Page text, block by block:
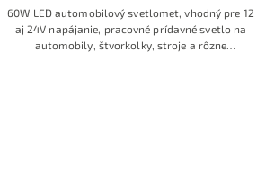
60W LED automobilový svetlomet, vhodný pre 12
aj 24V napájanie, pracovné prídavné svetlo na
automobily, štvorkolky, stroje a rôzne